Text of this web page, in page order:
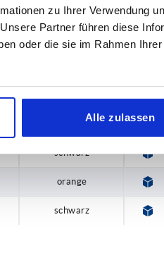
zu Ihrer Verwendung
Partner führen diese
oder die sie im Rahmen
Alle zulassen
Farbe Grundkörper
orange
schwarz
orange
schwarz